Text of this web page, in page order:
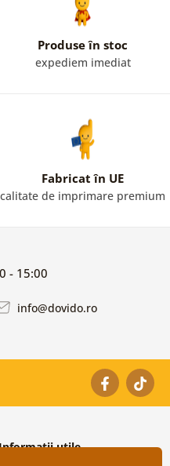
Produse în stoc
expediem imediat
Fabricat în UE
calitate de imprimare premium
- 15:00
info@dovido.ro
utile